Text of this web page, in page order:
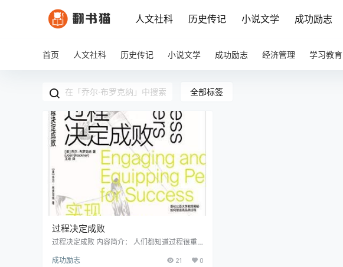
人文社科 历史传记 小说文学 成功励志
首页 人文社科 历史传记 小说文学 成功励志 经济管理 学习教育
全部标签
过程决定成败
过程决定成败 内容简介： 人们都知道过程很重
“过程×结果”？是否存在一种“高品质过程”？在结
成功励志 21 0